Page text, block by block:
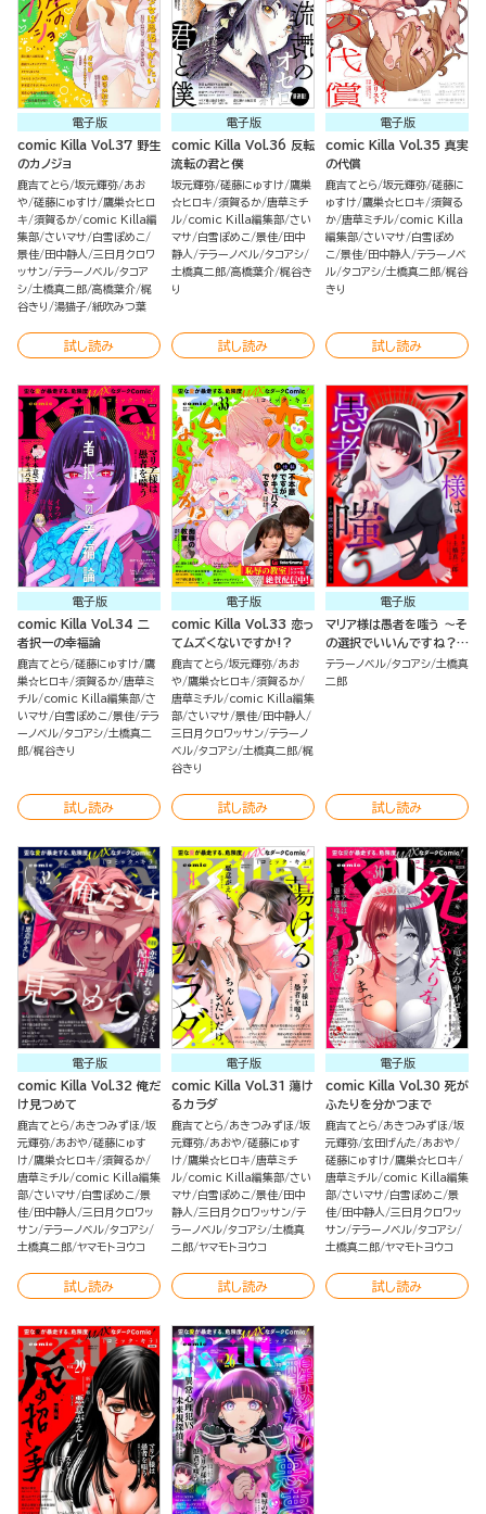
電子版
comic Killa Vol.37 野生
のカノジョ
鹿吉てとら 坂元輝弥 あお
や 磋藤にゅすけ 鷹巣☆ヒロ
キ 須賀るか comic Killa編
集部 さいマサ
白雪ぽめこ
景佳 田中静人 三日月クロワ
ッサン テラーノベル タコア
シ 土橋真二郎 高橋葉介 梶
谷きり
湯猫子 紙吹みつ葉
試し読み
電子版
comic Killa Vol.36 反転
流転の君と僕
坂元輝弥 磋藤にゅすけ 鷹巣
☆ヒロキ 須賀るか 唐草ミチ
ル comic Killa編集部 さい
マサ
白雪ぽめこ 景佳 田中
静人 テラーノベル タコアシ
土橋真二郎 高橋葉介 梶谷き
り
試し読み
電子版
comic Killa Vol.35 真実
の代償
鹿吉てとら 坂元輝弥 磋藤に
ゅすけ 鷹巣☆ヒロキ 須賀る
か 唐草ミチル comic Killa
編集部 さいマサ
白雪ぽめ
こ 景佳 田中静人 テラーノベ
ル タコアシ 土橋真二郎 梶谷
きり
試し読み
電子版
comic Killa Vol.34 二
者択一の幸福論
鹿吉てとら 磋藤にゅすけ 鷹
巣☆ヒロキ 須賀るか 唐草ミ
チル comic Killa編集部 さ
いマサ
白雪ぽめこ 景佳 テラ
ーノベル タコアシ 土橋真二
郎 梶谷きり
試し読み
電子版
comic Killa Vol.33 恋っ
てムズくないですか!?
鹿吉てとら 坂元輝弥 あお
や 鷹巣☆ヒロキ 須賀るか
唐草ミチル comic Killa編集
部 さいマサ 景佳 田中静人
三日月クロワッサン テラーノ
ベル タコアシ 土橋真二郎 梶
谷きり
試し読み
電子版
マリア様は愚者を嗤う ～そ
の選択でいいんですね？～
（1）
テラーノベル タコアシ 土橋真
二郎
試し読み
電子版
comic Killa Vol.32 俺だ
け見つめて
鹿吉てとら あきつみずほ 坂
元輝弥 あおや 磋藤にゅす
け 鷹巣☆ヒロキ 須賀るか
唐草ミチル comic Killa編集
部 さいマサ 白雪ぽめこ 景
佳 田中静人 三日月クロワッ
サン テラーノベル タコアシ
土橋真二郎 ヤマモトヨウコ
試し読み
電子版
comic Killa Vol.31 蕩け
るカラダ
鹿吉てとら あきつみずほ 坂
元輝弥 あおや 磋藤にゅす
け 鷹巣☆ヒロキ
唐草ミチ
ル comic Killa編集部 さい
マサ
白雪ぽめこ 景佳 田中
静人 三日月クロワッサン テ
ラーノベル タコアシ 土橋真
二郎 ヤマモトヨウコ
試し読み
電子版
comic Killa Vol.30 死が
ふたりを分かつまで
鹿吉てとら あきつみずほ 坂
元輝弥 玄田げんた
あおや
磋藤にゅすけ 鷹巣☆ヒロキ
唐草ミチル comic Killa編集
部 さいマサ 白雪ぽめこ 景
佳 田中静人 三日月クロワッ
サン テラーノベル タコアシ
土橋真二郎 ヤマモトヨウコ
試し読み